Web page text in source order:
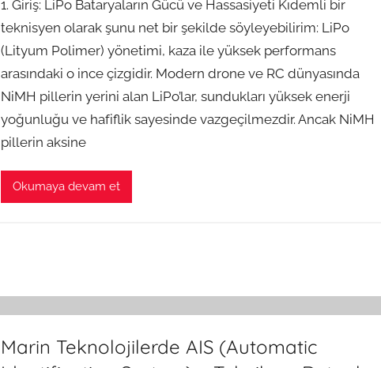
1. Giriş: LiPo Bataryaların Gücü ve Hassasiyeti Kıdemli bir
teknisyen olarak şunu net bir şekilde söyleyebilirim: LiPo
(Lityum Polimer) yönetimi, kaza ile yüksek performans
arasındaki o ince çizgidir. Modern drone ve RC dünyasında
NiMH pillerin yerini alan LiPo’lar, sundukları yüksek enerji
yoğunluğu ve hafiflik sayesinde vazgeçilmezdir. Ancak NiMH
pillerin aksine
Okumaya devam et
Marin Teknolojilerde AIS (Automatic